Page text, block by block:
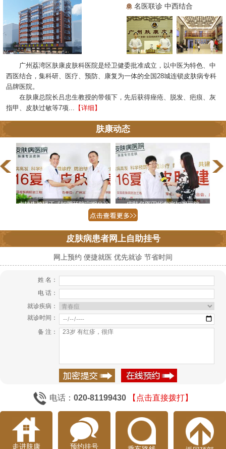
名医联诊 中西结合
广州荔湾区肤康皮肤科医院是经卫健委批准成立，以中医为特色、中
西医结合，集科研、医疗、预防、康复为一体的全国28城连锁皮肤病专科
品牌医院。
在肤康总院长吕忠生教授的带领下，先后获得痤疮、脱发、疤痕、灰
指甲、皮肤过敏等7项... 【详细】
肤康动态
皮肤病患者网上自助挂号
网上预约 便捷就医 优先就诊 节省时间
姓 名：
电 话：
就诊疾病：
就诊时间：
备 注：
电话：020-81199430 【点击直接拨打】
走进肤康 预约挂号